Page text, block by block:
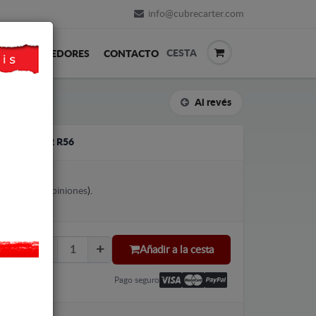
info@cubrecarter.com
REVENDEDORES CONTACTO CESTA
Al revés
COOPER R56
Ver opiniones).
Añadir a la cesta
Pago seguro